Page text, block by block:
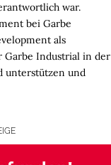
war.
bei Garbe
als
Garbe Industrial in der
unterstützen und